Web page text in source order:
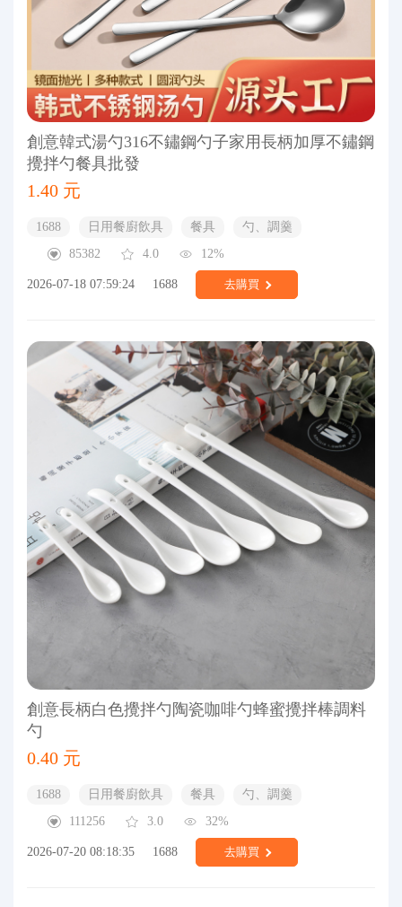
創意韓式湯勺316不鏽鋼勺子家用長柄加厚不鏽鋼
攪拌勺餐具批發
1.40 元
1688 日用餐廚飲具 餐具
勺、調羹
85382
4.0 12%
2026-07-18 07:59:24 1688 去購買
創意長柄白色攪拌勺陶瓷咖啡勺蜂蜜攪拌棒調料
勺
0.40 元
1688 日用餐廚飲具 餐具
勺、調羹
111256
3.0 32%
2026-07-20 08:18:35 1688 去購買